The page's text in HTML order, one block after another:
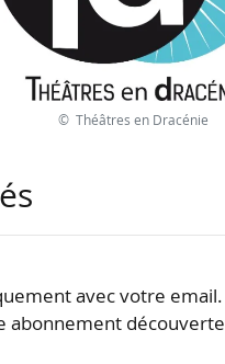
© Théâtres en Dracénie
avec votre email.
abonnement découverte